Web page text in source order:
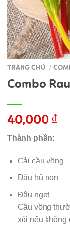
TRANG CHỦ /
Combo
40,000 ₫
Thành phần:
Cải cầu vồng
Đậu hũ non
Đậu ngọt
Cầu vồng
xôi nếu không